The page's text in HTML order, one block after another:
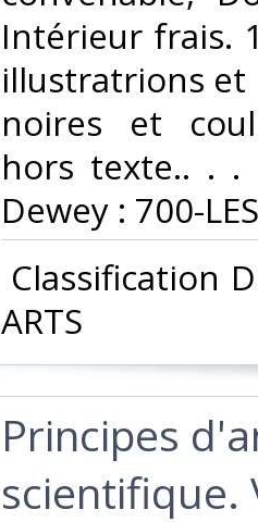
Intérieur frais.
illustratrions
noires et
hors texte.. . .
Dewey : 700-
Classification
ARTS‎
‎Principes
scientifique.